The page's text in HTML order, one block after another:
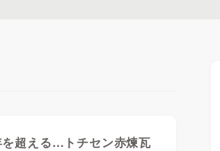
超える…トチセン赤煉瓦